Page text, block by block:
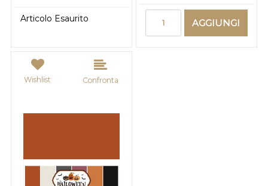
Articolo Esaurito AGGIUNGI
Wishlist Confronta